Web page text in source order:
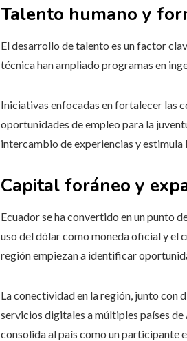
Talento humano y
El desarrollo de talento es un factor
técnica han ampliado programas en
Iniciativas enfocadas en fortalecer las
oportunidades de empleo para la
intercambio de experiencias y estimula
Capital foráneo y
Ecuador se ha convertido en un punto
uso del dólar como moneda oficial y el
región empiezan a identificar
La conectividad en la región, junto con
servicios digitales a múltiples países
consolida al país como un participante